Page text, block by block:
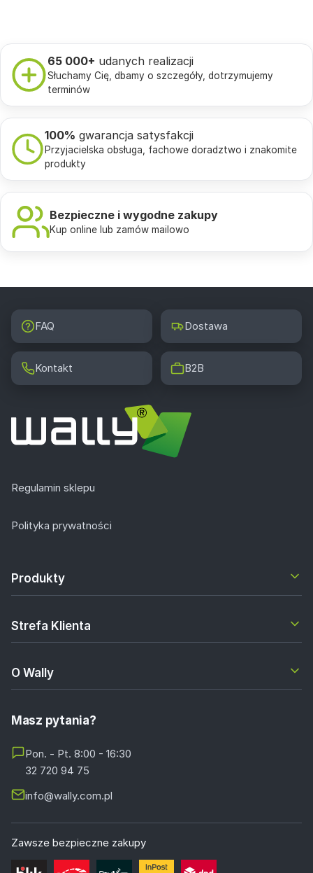
65 000+ udanych realizacji
Słuchamy Cię, dbamy o szczegóły, dotrzymujemy
terminów
100% gwarancja satysfakcji
Przyjacielska obsługa, fachowe doradztwo i znakomite
produkty
Bezpieczne i wygodne zakupy
Kup online lub zamów mailowo
FAQ Dostawa
Kontakt B2B
Regulamin sklepu
Polityka prywatności
Produkty
Strefa Klienta
O Wally
Masz pytania?
Pon. - Pt. 8:00 - 16:30
32 720 94 75
info@wally.com.pl
Zawsze bezpieczne zakupy